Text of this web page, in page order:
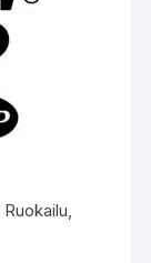
Ruokailu,